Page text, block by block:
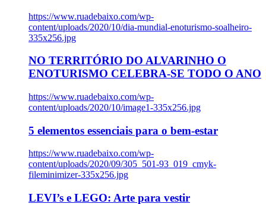
https://www.ruadebaixo.com/wp-
content/uploads/2020/10/dia-mundial-enoturismo-soalheiro-
335x256.jpg
NO TERRITÓRIO DO ALVARINHO O
ENOTURISMO CELEBRA-SE TODO O ANO
https://www.ruadebaixo.com/wp-
content/uploads/2020/10/image1-335x256.jpg
5 elementos essenciais para o bem-estar
https://www.ruadebaixo.com/wp-
content/uploads/2020/09/305_501-93_019_cmyk-
fileminimizer-335x256.jpg
LEVI’s e LEGO: Arte para vestir